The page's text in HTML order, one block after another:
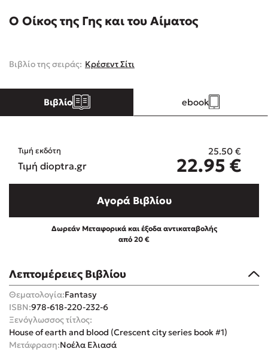
Ιωάννης Γλωσσόπουλος
Πάνω, κάτω, μπροστά, πίσω
Mel Robbins
Ο Οίκος της Γης και του Αίματος
Βιβλίο της σειράς: Κρέσεντ Σίτι
Βιβλίο ebook
Λεπτομέρειες Βιβλίου
Θεματολογία:Fantasy
ISBN:978-618-220-232-6
Ξενόγλωσσος τίτλος:
House of earth and blood (Crescent city series book #1)
Μετάφραση:Νοέλα Ελιασά
Τιμή εκδότη 25.50 €
Τιμή dioptra.gr 22.95 €
Αγορά Βιβλίου
Δωρεάν Μεταφορικά και έξοδα αντικαταβολής
από 20 €